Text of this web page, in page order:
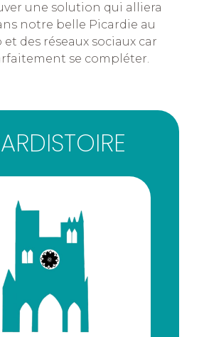
une solution qui alliera
notre belle Picardie au
des réseaux sociaux car
se compléter.